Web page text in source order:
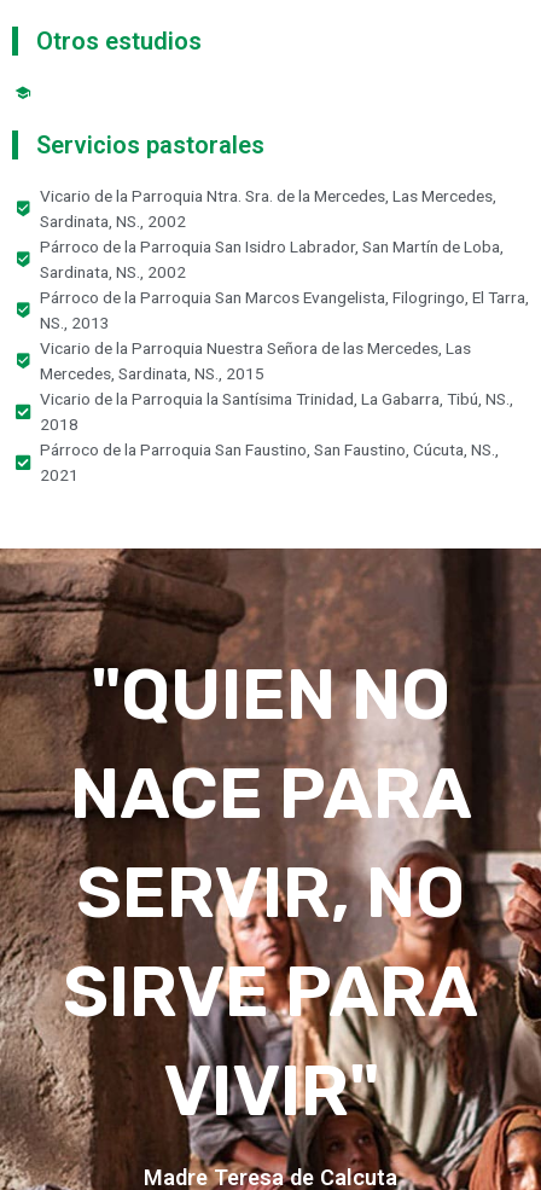
Otros estudios
Servicios pastorales
Vicario de la Parroquia Ntra. Sra. de la Mercedes, Las Mercedes,
Sardinata, NS., 2002
Párroco de la Parroquia San Isidro Labrador, San Martín de Loba,
Sardinata, NS., 2002
Párroco de la Parroquia San Marcos Evangelista, Filogringo, El Tarra,
NS., 2013
Vicario de la Parroquia Nuestra Señora de las Mercedes, Las
Mercedes, Sardinata, NS., 2015
Vicario de la Parroquia la Santísima Trinidad, La Gabarra, Tibú, NS.,
2018
Párroco de la Parroquia San Faustino, San Faustino, Cúcuta, NS.,
2021
"QUIEN NO
NACE PARA
SERVIR, NO
SIRVE PARA
VIVIR"
Madre Teresa de Calcuta